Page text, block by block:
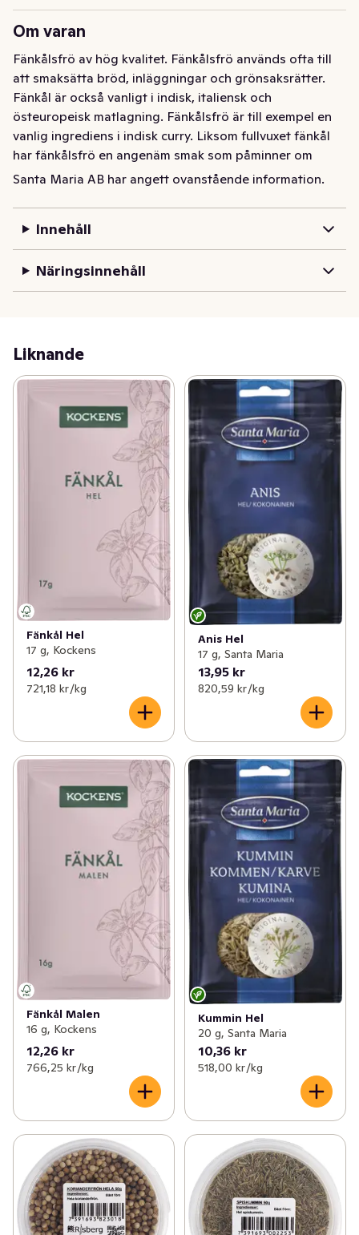
Om varan
Fänkålsfrö av hög kvalitet. Fänkålsfrö används ofta till
att smaksätta bröd, inläggningar och grönsaksrätter.
Fänkål är också vanligt i indisk, italiensk och
östeuropeisk matlagning. Fänkålsfrö är till exempel en
vanlig ingrediens i indisk curry. Liksom fullvuxet fänkål
har fänkålsfrö en angenäm smak som påminner om
lakrits eller anis.
aromen längre
Santa Maria AB har angett ovanstående information.
Innehåll
Näringsinnehåll
Liknande
Fänkål Hel
17 g, Kockens
12,26 kr
721,18 kr /kg
Anis Hel
17 g, Santa Maria
13,95 kr
820,59 kr /kg
Fänkål Malen
16 g, Kockens
12,26 kr
766,25 kr /kg
Kummin Hel
20 g, Santa Maria
10,36 kr
518,00 kr /kg